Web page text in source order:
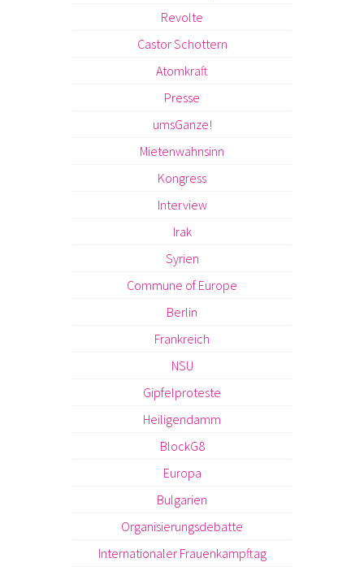
Revolte
Castor Schottern
Atomkraft
Presse
umsGanze!
Mietenwahnsinn
Kongress
Interview
Irak
Syrien
Commune of Europe
Berlin
Frankreich
NSU
Gipfelproteste
Heiligendamm
BlockG8
Europa
Bulgarien
Organisierungsdebatte
Internationaler Frauenkampftag